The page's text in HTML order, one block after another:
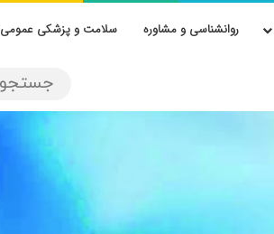
روانشناسی و مشاوره سلامت و پزشکی عمومی